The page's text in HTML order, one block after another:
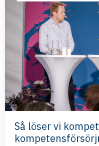
Så löser vi